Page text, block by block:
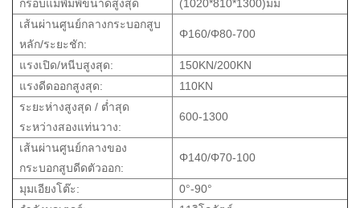
กรอบแม่พิมพ์ขนาดสูงสุด
(1020*810*1300)มม
เส้นผ่านศูนย์กลางกระบอกสูบ
หลัก/ระยะชัก:
Φ160/Φ80-700
แรงเปิด/หนีบสูงสุด:
150KN/200KN
แรงดีดออกสูงสุด:
110KN
ระยะห่างสูงสุด / ต่ำสุด
ระหว่างสองแท่นวาง:
600-1300
เส้นผ่านศูนย์กลางของ
กระบอกสูบดีดตัวออก:
Φ140/Φ70-100
มุมเอียงโต๊ะ:
0°-90°